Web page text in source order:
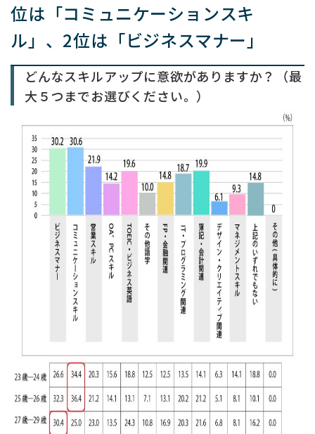
位は「コミュニケーションスキ
ル」、2位は「ビジネスマナー」
どんなスキルアップに意欲がありますか？（最
大５つまでお選びください。）